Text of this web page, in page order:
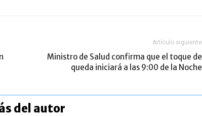
Artículo siguiente
Ministro de Salud confirma que el toque de
queda iniciará a las 9:00 de la Noche
del autor